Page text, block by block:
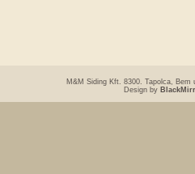
M&M Siding Kft. 8300. Tapolca,
Design by